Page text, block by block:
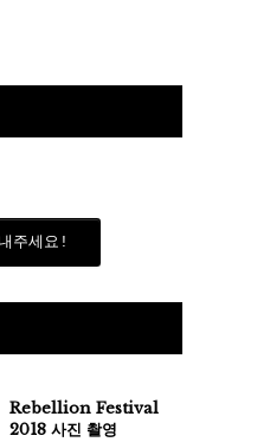
주세요!
Rebellion Festival
2018 사진 촬영